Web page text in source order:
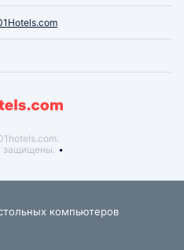
защищены.
компьютеров